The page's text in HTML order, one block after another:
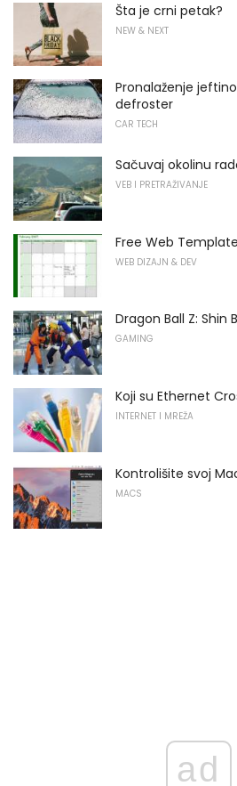
Šta je crni petak?
NEW & NEXT
Pronalaženje
defroster
CAR TECH
Sačuvaj okolinu
VEB I PRETRAŽIVANJE
Free Web
WEB DIZAJN & DEV
Dragon Ball Z: Shin
GAMING
Koji su Ethernet
INTERNET I MREŽA
Kontrolišite svoj
MACS
ad